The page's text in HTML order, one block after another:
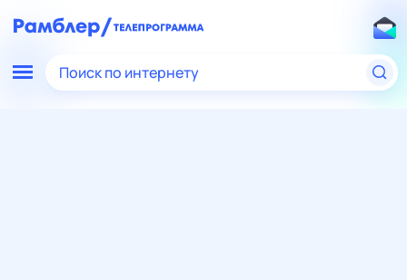
Поиск по интернету